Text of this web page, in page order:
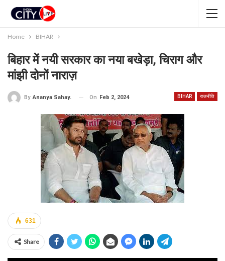
Home BIHAR
बिहार में नयी सरकार का नया बखेड़ा, चिराग और
मांझी दोनों नाराज़
BIHAR राजनीति
By Ananya Sahay. On Feb 2, 2024
631
Share